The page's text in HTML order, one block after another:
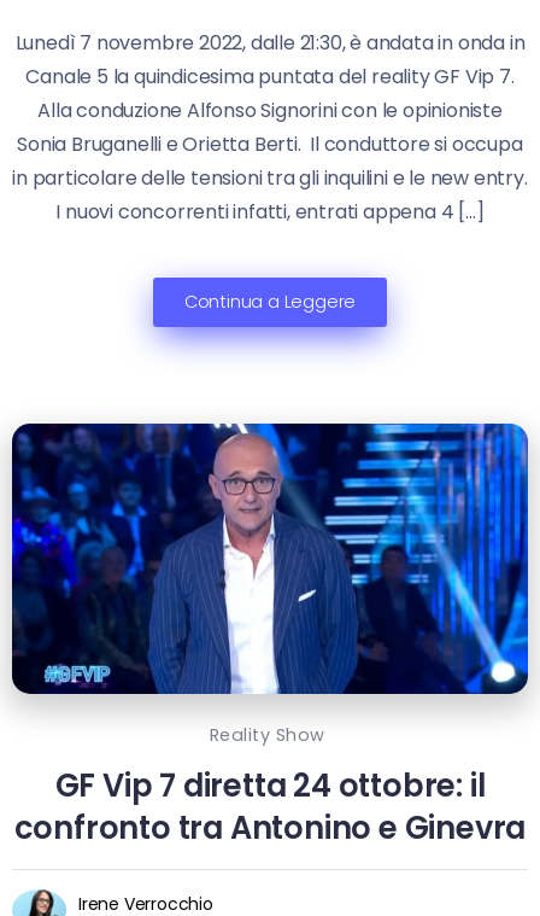
Lunedì 7 novembre 2022, dalle 21:30, è andata in onda in
Canale 5 la quindicesima puntata del reality GF Vip 7.
Alla conduzione Alfonso Signorini con le opinioniste
Sonia Bruganelli e Orietta Berti. Il conduttore si occupa
in particolare delle tensioni tra gli inquilini e le new entry.
I nuovi concorrenti infatti, entrati appena 4 […]
Continua a Leggere
Reality Show
GF Vip 7 diretta 24 ottobre: il
confronto tra Antonino e Ginevra
Irene Verrocchio